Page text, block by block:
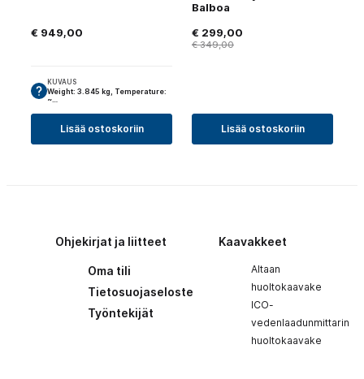
€ 949,00
KUVAUS
Weight: 3.845 kg, Temperature:
~…
Lisää ostoskoriin
Balboa
€349,00
€ 299,00
Lisää ostoskoriin
Ohjekirjat ja liitteet
Oma tili
Tietosuojaseloste
Työntekijät
Kaavakkeet
Altaan
huoltokaavake
ICO-
vedenlaadunmittarin
huoltokaavake